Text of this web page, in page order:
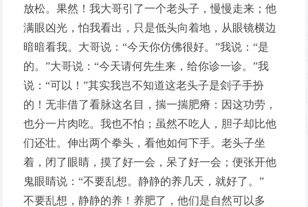
放松。果然！我大哥引了一个老头子，慢慢走来；他
满眼凶光，怕我看出，只是低头向着地，从眼镜横边
暗暗看我。大哥说：“今天你仿佛很好。”我说：“是
的。”大哥说：“今天请何先生来，给你诊一诊。”我
说：“可以！”其实我岂不知道这老头子是刽子手扮
的！无非借了看脉这名目，揣一揣肥瘠：因这功劳，
也分一片肉吃。我也不怕；虽然不吃人，胆子却比他
们还壮。伸出两个拳头，看他如何下手。老头子坐
着，闭了眼睛，摸了好一会，呆了好一会；便张开他
鬼眼睛说：“不要乱想。静静的养几天，就好了。”
不要乱想，静静的养！养肥了，他们是自然可以多